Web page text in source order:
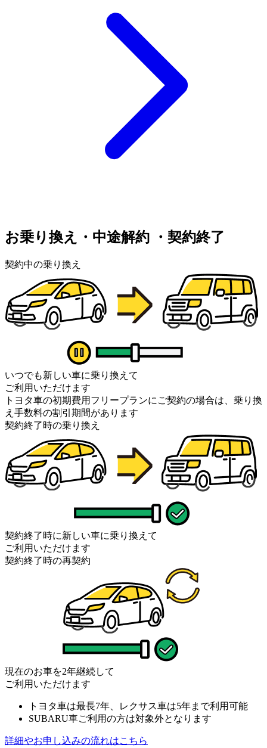
お乗り換え・中途解約 ・契約終了
契約中の乗り換え
いつでも新しい車に乗り換えて
ご利用いただけます
トヨタ車の初期費用フリープランにご契約の場合は、乗り換
え手数料の割引期間があります
契約終了時の乗り換え
契約終了時に新しい車に乗り換えて
ご利用いただけます
契約終了時の再契約
現在のお車を2年継続して
ご利用いただけます
トヨタ車は最長7年、レクサス車は5年まで利用可能
SUBARU車ご利用の方は対象外となります
詳細やお申し込みの流れはこちら